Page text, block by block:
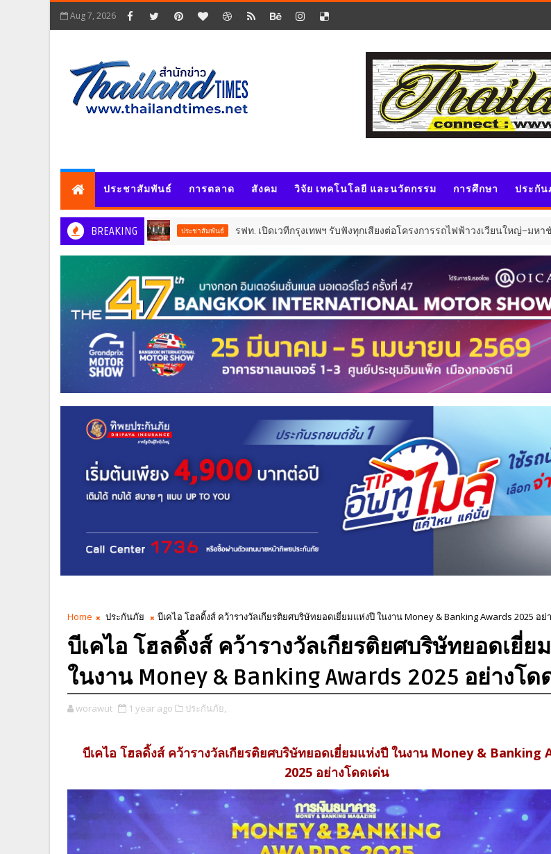
Aug 7, 2026
ประชาสัมพันธ์ การตลาด สังคม วิจัย เทคโนโลยี และนวัตกรรม การศึกษา ประกัน
BREAKINGประชาสัมพันธ์ รฟท. เปิดเวทีกรุงเทพฯ รับฟังทุกเสียงต่อโครงการรถไฟฟ้าวงเวียนใหญ่–มหาชัย ก่อนสรุปผล
Home ประกันภัย บีเคไอ โฮลดิ้งส์ คว้ารางวัลเกียรติยศบริษัทยอดเยี่ยมแห่งปี ในงาน Money & Banking Awards 2025 อย่
บีเคไอ โฮลดิ้งส์ คว้ารางวัลเกียรติยศบริษัทยอดเยี่ย
ในงาน Money & Banking Awards 2025 อย่างโด
worawut 1 year ago ประกันภัย,
บีเคไอ โฮลดิ้งส์ คว้ารางวัลเกียรติยศบริษัทยอดเยี่ยมแห่งปี ในงาน Money & Banking
2025 อย่างโดดเด่น